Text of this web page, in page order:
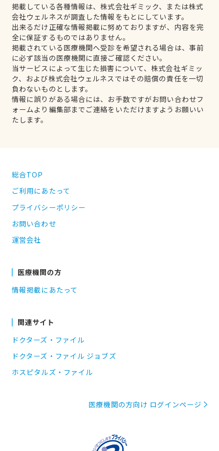
掲載している各種情報は、株式会社ギミック、または株式
会社ウェルネスが調査した情報をもとにしています。
出来るだけ正確な情報掲載に努めておりますが、内容を完
全に保証するものではありません。
掲載されている医療機関へ受診を希望される場合は、事前
に必ず該当の医療機関に直接ご確認ください。
当サービスによって生じた損害について、株式会社ギミッ
ク、および株式会社ウェルネスではその賠償の責任を一切
負わないものとします。
情報に誤りがある場合には、お手数ですがお問い合わせフ
ォームより編集部までご連絡をいただけますようお願いい
たします。
総合TOP
ご利用にあたって
プライバシーポリシー
お問い合わせ
運営会社
医療機関の方
情報掲載にあたって
関連サイト
ドクターズ・ファイル
ドクターズ・ファイル ジョブズ
ホスピタルズ・ファイル
医療機関の方向け ログインページ